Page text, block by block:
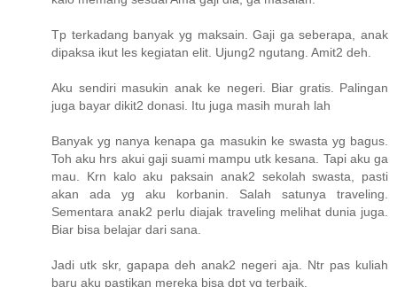
Tp terkadang banyak yg maksain. Gaji ga seberapa, anak
dipaksa ikut les kegiatan elit. Ujung2 ngutang. Amit2 deh.
Aku sendiri masukin anak ke negeri. Biar gratis. Palingan
juga bayar dikit2 donasi. Itu juga masih murah lah
Banyak yg nanya kenapa ga masukin ke swasta yg bagus.
Toh aku hrs akui gaji suami mampu utk kesana. Tapi aku ga
mau. Krn kalo aku paksain anak2 sekolah swasta, pasti
akan ada yg aku korbanin. Salah satunya traveling.
Sementara anak2 perlu diajak traveling melihat dunia juga.
Biar bisa belajar dari sana.
Jadi utk skr, gapapa deh anak2 negeri aja. Ntr pas kuliah
baru aku pastikan mereka bisa dpt yg terbaik.